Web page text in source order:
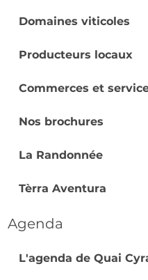
Domaines viticoles
Producteurs locaux
Commerces et
Nos brochures
La Randonnée
Tèrra Aventura
Agenda
L'agenda de Quai
?
& stage